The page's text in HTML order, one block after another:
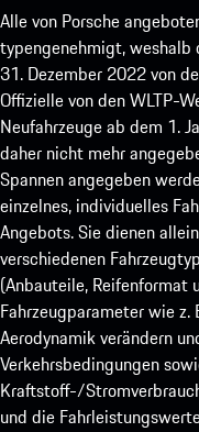
Alle von Porsche
typengenehmigt, weshalb
31. Dezember 2022 von
Offizielle von den WLTP-
Neufahrzeuge ab dem 1.
daher nicht mehr
Spannen angegeben
einzelnes, individuelles
Angebots. Sie dienen
verschiedenen
(Anbauteile, Reifenformat
Fahrzeugparameter wie
Aerodynamik verändern
Verkehrsbedingungen
Kraftstoff-/
und die